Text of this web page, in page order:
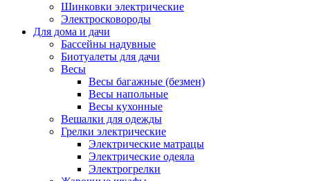
Шинковки электрические
Электросковороды
Для дома и дачи
Бассейны надувные
Биотуалеты для дачи
Весы
Весы багажные (безмен)
Весы напольные
Весы кухонные
Вешалки для одежды
Грелки электрические
Электрические матрацы
Электрические одеяла
Электрогрелки